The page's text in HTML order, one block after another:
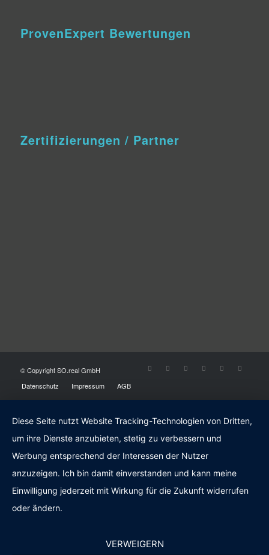
ProvenExpert Bewertungen
Zertifizierungen / Partner
© Copyright SO.real GmbH
Datenschutz
Impressum AGB
Diese Seite nutzt Website Tracking-Technologien von Dritten,
um ihre Dienste anzubieten, stetig zu verbessern und
Werbung entsprechend der Interessen der Nutzer
anzuzeigen. Ich bin damit einverstanden und kann meine
Einwilligung jederzeit mit Wirkung für die Zukunft widerrufen
oder ändern.
VERWEIGERN